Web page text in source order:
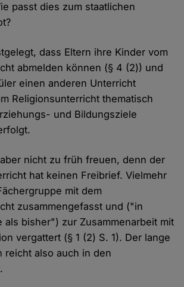
passt dies zum staatlichen
dass Eltern ihre Kinder vom
abmelden können (§ 4 (2)) und
einen anderen Unterricht
Religionsunterricht thematisch
und Bildungsziele
nicht zu früh freuen, denn der
hat keinen Freibrief. Vielmehr
mit dem
zusammengefasst und ("in
als bisher") zur Zusammenarbeit mit
vergattert (§ 1 (2) S. 1). Der lange
reicht also auch in den